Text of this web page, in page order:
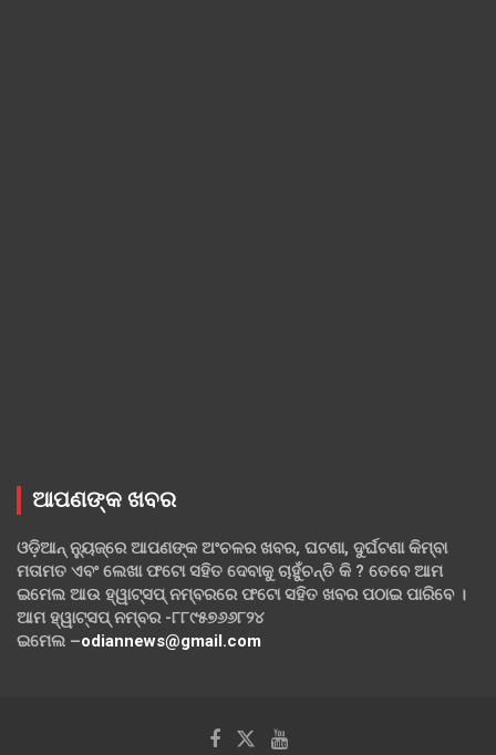
ଆପଣଙ୍କ ଖବର
ଓଡ଼ିଆନ୍ ନ୍ୟୁଜ୍‌ରେ ଆପଣଙ୍କ ଅଂଚଳର ଖବର, ଘଟଣା, ଦୁର୍ଘଟଣା କିମ୍ବା
ମତାମତ ଏବଂ ଲେଖା ଫଟୋ ସହିତ ଦେବାକୁ ଚାହୁଁଚନ୍ତି କି ? ତେବେ ଆମ
ଇମେଲ ଆଉ ହ୍ୱାଟ୍‌ସପ୍ ନମ୍ବରରେ ଫଟୋ ସହିତ ଖବର ପଠାଇ ପାରିବେ ।
ଆମ ହ୍ୱାଟ୍‌ସପ୍ ନମ୍ବର -୮୮୯୫୭୬୬୮୨୪
ଇମେଲ –odiannews@gmail.com